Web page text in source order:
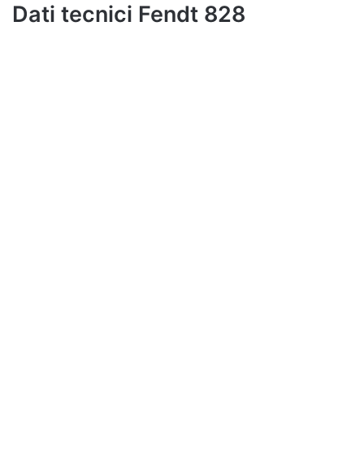
Dati tecnici Fendt 828